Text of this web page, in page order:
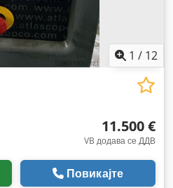
1 / 12
11.500 €
VB додава се ДДВ
Повикајте